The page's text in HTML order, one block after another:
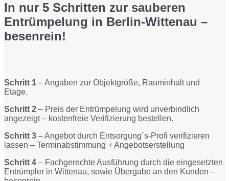
In nur 5 Schritten zur sauberen
Entrümpelung in Berlin-Wittenau –
besenrein!
Schritt 1 – Angaben zur Objektgröße, Rauminhalt und
Etage.
Schritt 2 – Preis der Entrümpelung wird unverbindlich
angezeigt – kostenfreie Verifizierung bestellen.
Schritt 3 – Angebot durch Entsorgung´s-Profi verifizieren
lassen – Terminabstimmung + Angebotserstellung
Schritt 4 – Fachgerechte Ausführung durch die eingesetzten
Entrümpler in Wittenau, sowie Übergabe an den Kunden –